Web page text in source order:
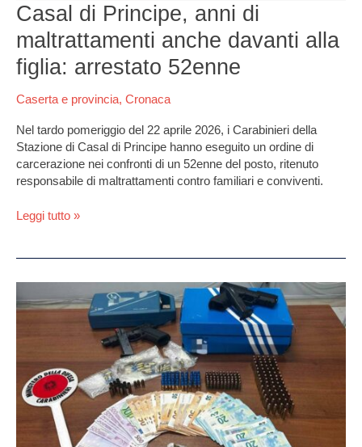
Casal di Principe, anni di
maltrattamenti anche davanti alla
figlia: arrestato 52enne
Caserta e provincia, Cronaca
Nel tardo pomeriggio del 22 aprile 2026, i Carabinieri della
Stazione di Casal di Principe hanno eseguito un ordine di
carcerazione nei confronti di un 52enne del posto, ritenuto
responsabile di maltrattamenti contro familiari e conviventi.
Leggi tutto »
rubata
Varcaturo
ritrovata
in
un’abitazione
di